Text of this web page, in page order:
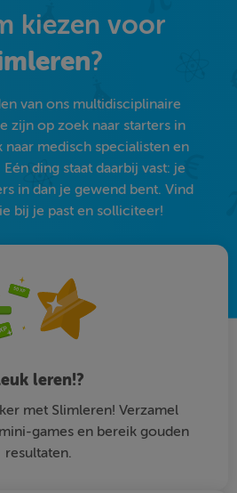
kiezen voor
?
van ons multidisciplinaire
zijn op zoek naar starters in
naar medisch specialisten en
ding staat daarbij vast: je
in dan je gewend bent. Vind
bij je past en solliciteer!
leren!?
met Slimleren! Verzamel
games en bereik gouden
resultaten.